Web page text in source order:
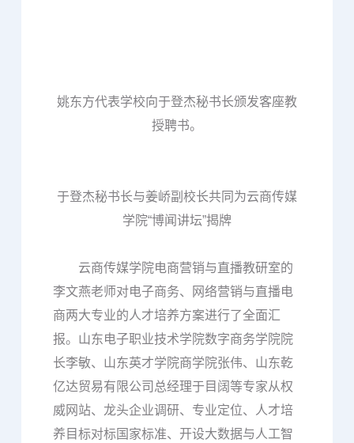
姚东方代表学校向于登杰秘书长颁发客座教
授聘书。
于登杰秘书长与姜峤副校长共同为云商传媒
学院“博闻讲坛”揭牌
云商传媒学院电商营销与直播教研室的
李文燕老师对电子商务、网络营销与直播电
商两大专业的人才培养方案进行了全面汇
报。山东电子职业技术学院数字商务学院院
长李敏、山东英才学院商学院张伟、山东乾
亿达贸易有限公司总经理于目阔等专家从权
威网站、龙头企业调研、专业定位、人才培
养目标对标国家标准、开设大数据与人工智